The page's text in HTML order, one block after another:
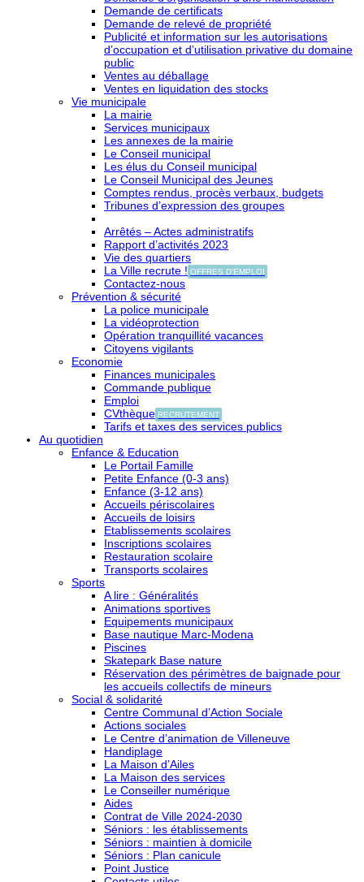
Demande de certificats
Demande de relevé de propriété
Publicité et information sur les autorisations
d’occupation et d’utilisation privative du domaine
public
Ventes au déballage
Ventes en liquidation des stocks
Vie municipale
La mairie
Services municipaux
Les annexes de la mairie
Le Conseil municipal
Les élus du Conseil municipal
Le Conseil Municipal des Jeunes
Comptes rendus, procès verbaux, budgets
Tribunes d’expression des groupes
Arrêtés – Actes administratifs
Rapport d’activités 2023
Vie des quartiers
La Ville recrute ! OFFRES D'EMPLOI
Contactez-nous
Prévention & sécurité
La police municipale
La vidéoprotection
Opération tranquillité vacances
Citoyens vigilants
Economie
Finances municipales
Commande publique
Emploi
CVthèque RECRUTEMENT
Tarifs et taxes des services publics
Au quotidien
Enfance & Education
Le Portail Famille
Petite Enfance (0-3 ans)
Enfance (3-12 ans)
Accueils périscolaires
Accueils de loisirs
Etablissements scolaires
Inscriptions scolaires
Restauration scolaire
Transports scolaires
Sports
A lire : Généralités
Animations sportives
Equipements municipaux
Base nautique Marc-Modena
Piscines
Skatepark Base nature
Réservation des périmètres de baignade pour
les accueils collectifs de mineurs
Social & solidarité
Centre Communal d’Action Sociale
Actions sociales
Le Centre d’animation de Villeneuve
Handiplage
La Maison d’Ailes
La Maison des services
Le Conseiller numérique
Aides
Contrat de Ville 2024-2030
Séniors : les établissements
Séniors : maintien à domicile
Séniors : Plan canicule
Point Justice